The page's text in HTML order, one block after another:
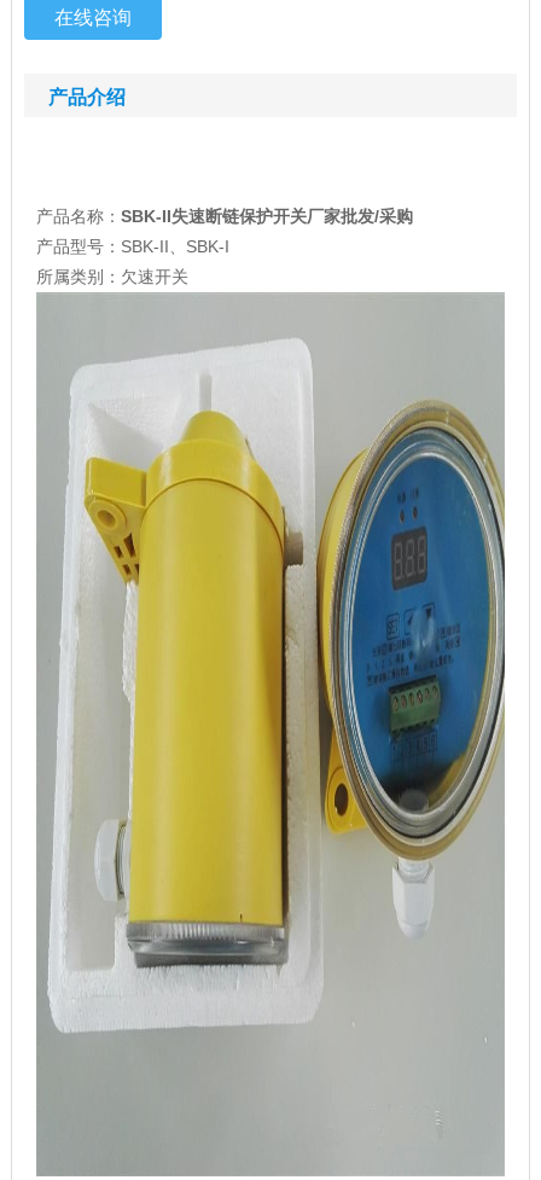
在线咨询
产品介绍
产品名称： SBK-II失速断链保护开关厂家批发/采购
产品型号： SBK-II、SBK-I
所属类别：欠速开关